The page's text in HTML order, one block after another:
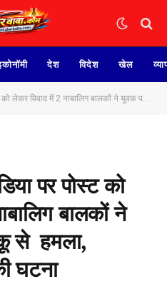
देश विदेश खेल
बालकों ने युवक पर किया चाकू से हमला, बिरियाखेड़ी क्षेत्र की घटना
पर पोस्ट को
बालकों ने
से हमला,
घटना